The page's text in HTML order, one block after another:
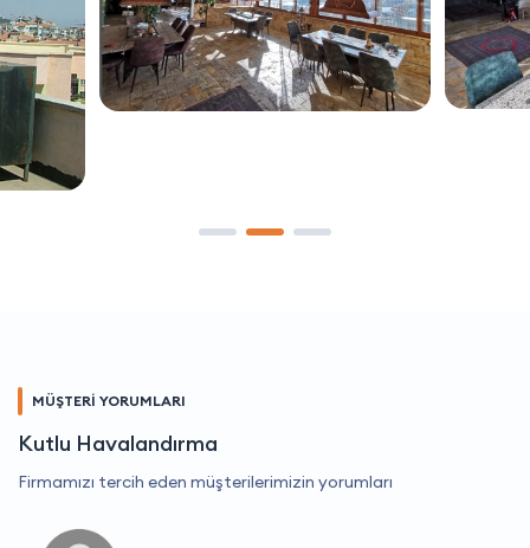
MÜŞTERİ YORUMLARI
Kutlu Havalandırma
Firmamızı tercih eden müşterilerimizin yorumları